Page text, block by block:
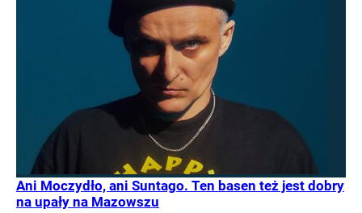
Ani Moczydło, ani Suntago. Ten basen też jest dobry
na upały na Mazowszu